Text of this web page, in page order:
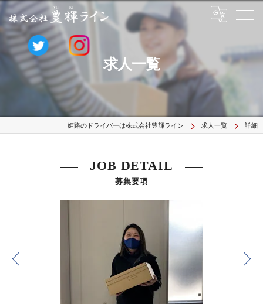
求人一覧
姫路のドライバーは株式会社豊輝ライン 求人一覧 詳細
募集要項
JOB DETAIL